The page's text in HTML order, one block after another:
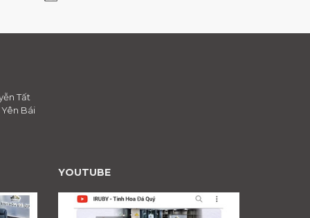
Tất
Bái
YOUTUBE